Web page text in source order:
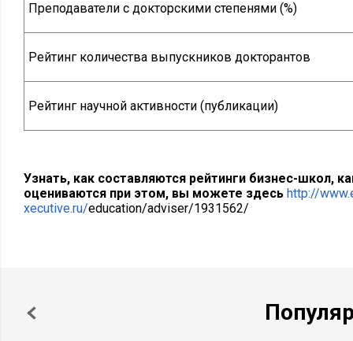
Преподаватели с докторскими степенями (%)
Рейтинг количества выпускников докторантов
Рейтинг научной активности (публикации)
Узнать, как составляются рейтинги бизнес-школ,
оцениваются при этом, вы можете здесь http://
xecutive.ru/education/adviser/1931562/